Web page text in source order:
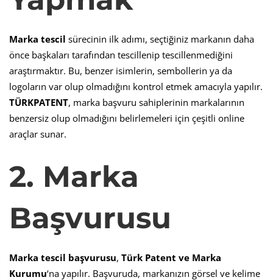
Marka tescil sürecinin ilk adımı, seçtiğiniz markanın daha
önce başkaları tarafından tescillenip tescillenmediğini
araştırmaktır. Bu, benzer isimlerin, sembollerin ya da
logoların var olup olmadığını kontrol etmek amacıyla yapılır.
TÜRKPATENT, marka başvuru sahiplerinin markalarının
benzersiz olup olmadığını belirlemeleri için çeşitli online
araçlar sunar.
2. Marka
Başvurusu
Marka tescil başvurusu, Türk Patent ve Marka
Kurumu‘na yapılır. Başvuruda, markanızın görsel ve kelime